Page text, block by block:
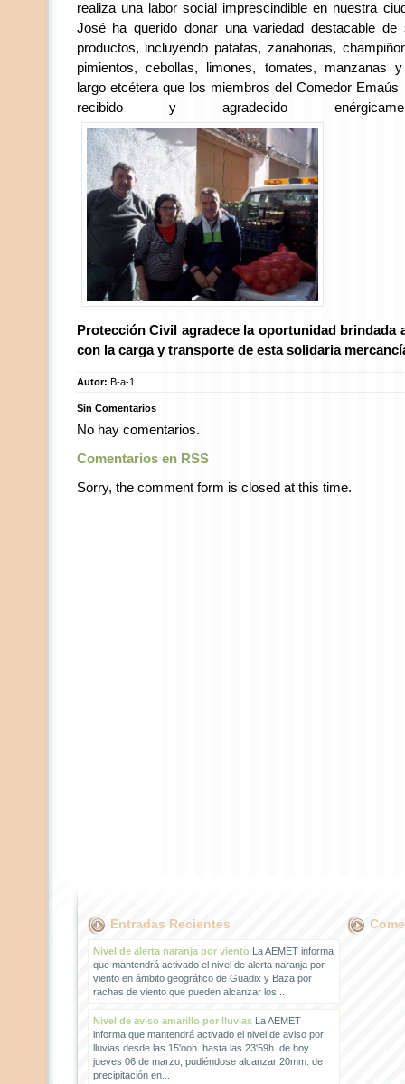
realiza una labor social imprescindible en nuestra
José ha querido donar una variedad destacable de
productos, incluyendo patatas, zanahorias,
pimientos, cebollas, limones, tomates, manzanas
largo etcétera que los miembros del Comedor Emaús
recibido y agradecido
Protección Civil agradece la oportunidad brindada
con la carga y transporte de esta solidaria
Autor: B-a-1
Sin Comentarios
No hay comentarios.
Comentarios en RSS
Sorry, the comment form is closed at this time.
Entradas Recientes
Nivel de alerta naranja por vientoLa AEMET informa
que mantendrá activado el nivel de alerta naranja por
viento en ámbito geográfico de Guadix y Baza por
rachas de viento que pueden alcanzar los...
Nivel de aviso amarillo por lluviasLa AEMET
informa que mantendrá activado el nivel de aviso por
lluvias desde las 15'ooh. hasta las 23'59h. de hoy
jueves 06 de marzo, pudiéndose alcanzar 20mm. de
precipitación en...